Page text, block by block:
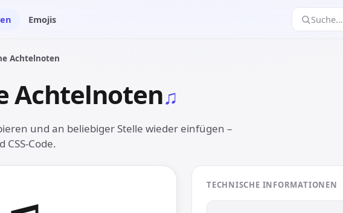
Emojis Suche…
Achtelnoten
Achtelnoten♫︎
und an beliebiger Stelle wieder einfügen –
CSS-Code.
TECHNISCHE INFORMATIONEN